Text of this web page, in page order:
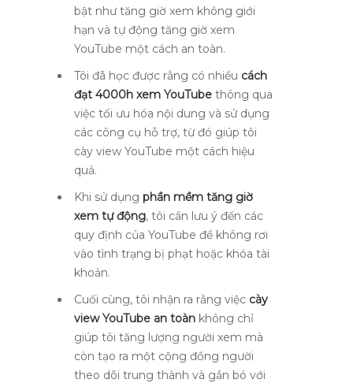
bật như tăng giờ xem không giới
hạn và tự động tăng giờ xem
YouTube một cách an toàn.
Tôi đã học được rằng có nhiều cách
đạt 4000h xem YouTube thông qua
việc tối ưu hóa nội dung và sử dụng
các công cụ hỗ trợ, từ đó giúp tôi
cày view YouTube một cách hiệu
quả.
Khi sử dụng phần mềm tăng giờ
xem tự động, tôi cần lưu ý đến các
quy định của YouTube để không rơi
vào tình trạng bị phạt hoặc khóa tài
khoản.
Cuối cùng, tôi nhận ra rằng việc cày
view YouTube an toàn không chỉ
giúp tôi tăng lượng người xem mà
còn tạo ra một cộng đồng người
theo dõi trung thành và gắn bó với